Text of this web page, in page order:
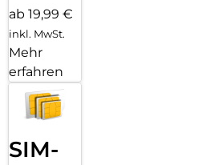
ab 19,99 €
inkl. MwSt.
Mehr
erfahren
SIM-